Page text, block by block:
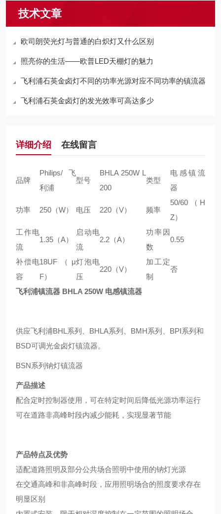
技术文章
欧司朗荧光灯与普通的白炽灯又什么区别
照亮你的生活——欧普LED天棚灯的魅力
飞利浦石英金卤灯不同的功率光源对应不同功率的镇流器
飞利浦石英金卤灯的发光效率可高达多少
详细介绍 在线留言
品牌
Philips/飞
利浦
型号
BHLA 250W L
200
类型
电感镇流
器
功率 250（W） 电压 220（V） 频率
50/60（H
Z）
工作电
流
1.35（A）
启动电
流
2.2（A）
功率因
数
0.55
补偿电
容
18UF（μ
F）
灯泡电
压
220（V）
加工定
制
否
飞利浦镇流器 BHLA 250W 电感镇流器
供应飞利浦BHL系列、BHLA系列、BMH系列、BPI系列和
BSD可调光金卤灯镇流器。
BSN系列钠灯镇流器
产品描述
配合定时控制器使用，可在特定时间后降低光源功率运行
可在道路非高峰时段内减少能耗，实现显著节能
产品特点及优势
适配道路照明及部分公共场合照明中使用的钠灯光源
在交通高峰和非高峰时段，应用照明场合的照度要求存在
明显区别